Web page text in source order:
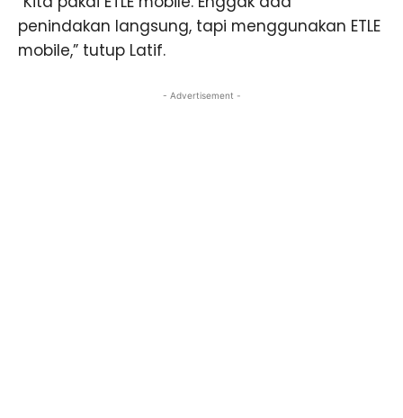
penindakan langsung, tapi menggunakan ETLE
mobile,” tutup Latif.
- Advertisement -